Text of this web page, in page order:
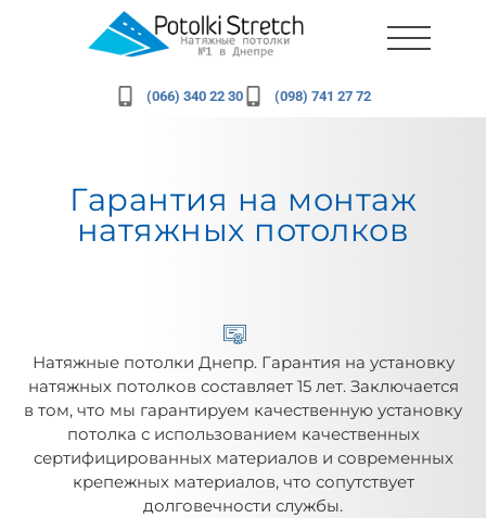
(066) 340 22 30 (098) 741 27 72
Гарантия на монтаж
натяжных потолков
Натяжные потолки Днепр. Гарантия на установку
натяжных потолков составляет 15 лет. Заключается
в том, что мы гарантируем качественную установку
потолка с использованием качественных
сертифицированных материалов и современных
крепежных материалов, что сопутствует
долговечности службы.